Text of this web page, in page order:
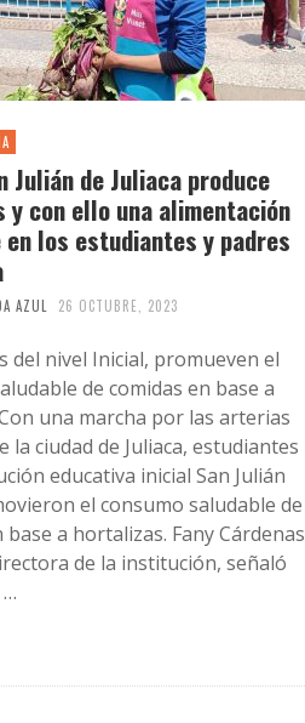
Julián de Juliaca produce
y con ello una alimentación
los estudiantes y padres
AZUL 26 OCTUBRE, 2023
del nivel Inicial, promueven el
de comidas en base a
una marcha por las arterias
la ciudad de Juliaca, estudiantes
educativa inicial San Julián
el consumo saludable de
base a hortalizas. Fany Cárdenas
de la institución, señaló